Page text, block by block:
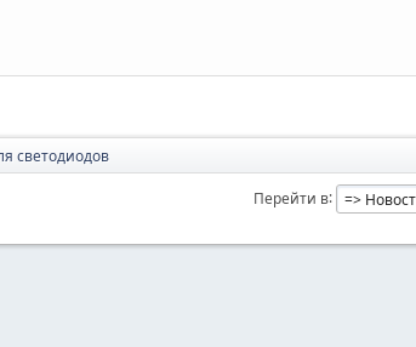
светодиодов
Перейти в